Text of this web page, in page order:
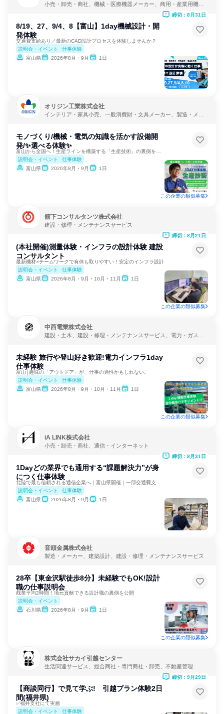
小売・卸売・商社、機械・医療機器メーカー、商用・産業用機械
8/19、27、9/4、8【富山】1day機械設計・開
発体験
交通費支給あり／最新のCAD設計プロセスを体験しませんか？
説明会・イベント
仕事体験
富山県
2026年8月・9月 1日
締切：8月31日
オリジン工業株式会社
インテリア・家具小売、一般消費財・文具メーカー、製造・メー
モノづくり/機械・電気の知識を活かす設備開
発/✨選べる体験✨
説明会・イベント
仕事体験
富山県
2026年8月・9月 1日
この企業の類似募集
舘下コンサルタンツ株式会社
建設・修理・メンテナンスサービス
(本社開催)測量体験・インフラの設計体験 建設
コンサルタント
最新機材×チームワークで有休も取りやすい！安定のインフラ設計
説明会・イベント
仕事体験
富山県
2026年8月・9月・10月・11月 1日
締切：8月21日
この企業の類似募集
中西電業株式会社
建設・土木、建設・修理・メンテナンスサービス、電力・ガス・
未経験 旅行や登山好き歓迎!電力インフラ1day
仕事体験
富山│趣味の「アウトドア」が、仕事の適性かもしれない。
説明会・イベント
仕事体験
富山県
2026年8月・9月・10月・11月 1日
この企業の類似募集
iA LINK株式会社
小売・卸売・商社、通信・インターネット
1Dayどの業界でも通用する“課題解決力”が身
につく仕事体験
説明会・イベント
仕事体験
富山県
2026年8月・9月 1日
締切：8月31日
音頭金属株式会社
製造・メーカー、建築設計、建設・修理・メンテナンスサービス
28卒【東金沢駅徒歩8分】未経験でもOK!設計
職の仕事説明会
残業平均2時間！地元貢献できる設計職の裏側を公開
説明会・イベント
石川県
2026年8月・9月 1日
この企業の類似募集
株式会社サカイ引越センター
生活関連サービス、総合商社・専門商社・卸売、不動産管理
【商談同行】で見て学ぶ! 引越プラン体験2日
間(福井県)
✅福井支社にて実施
説明会・イベント
仕事体験
締切：9月29日